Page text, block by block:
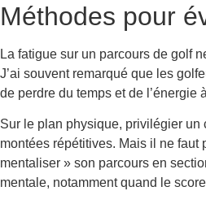
Méthodes pour
La fatigue sur un parcours de golf
J’ai souvent remarqué que les
de perdre du temps et de
Sur le plan physique, privilégier un
montées répétitives. Mais il ne
mentaliser » son parcours en
mentale, notamment quand le